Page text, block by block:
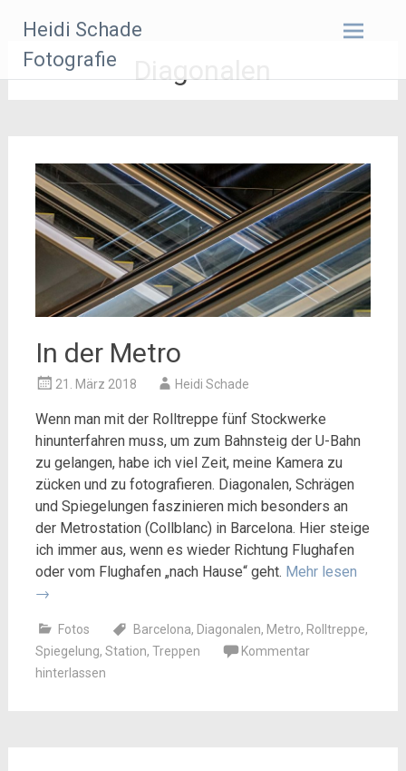
Inhalt
springen
Heidi Schade
Fotografie
Diagonalen
In der Metro
21. März 2018 Heidi Schade
Wenn man mit der Rolltreppe fünf Stockwerke
hinunterfahren muss, um zum Bahnsteig der U-Bahn
zu gelangen, habe ich viel Zeit, meine Kamera zu
zücken und zu fotografieren. Diagonalen, Schrägen
und Spiegelungen faszinieren mich besonders an
der Metrostation (Collblanc) in Barcelona. Hier steige
ich immer aus, wenn es wieder Richtung Flughafen
oder vom Flughafen „nach Hause“ geht. Mehr lesen
→
Fotos Barcelona, Diagonalen, Metro, Rolltreppe,
Spiegelung, Station, Treppen
Kommentar
hinterlassen